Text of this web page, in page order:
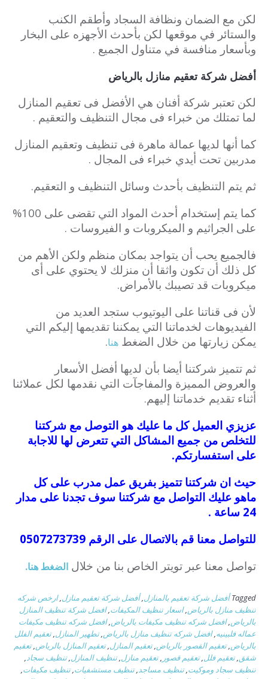
لكن ﻣﻊ اﻟﻀﻤﺎﻥ ﻭﻧﻈﺎﻓﺔ اﻟﺴﺠﺎﺩ ﻭﺃﻃﻘﻢ اﻟﻜﻨﺐ
ﻭاﻟﺴﺘﺎﺋﺮ ﻓﻲ ﻣﻮﻗﻌﻬﺎ لكن ﺑﺄﺣﺪﺙ اﻷﺟﻬﺰﻩ ﻋﻠﻰ اﻟﺒﺨﺎﺭ
ﻭﺑﺄﺳﻌﺎﺭ ﻣﻨﺎﻓﺴﺔ ﻓﻲ ﻣﺘﻨﺎﻭﻝ اﻟﺠﻤﻴﻊ .
أفضل شركة تعقيم منازل بالرياض
لكن تعتبر شركة أفنان هي الأفضل فى تعقيم المنازل
لما تمتلك من خبراء فى مجال التنظيف والتعقيم .
كما أنها لديها عمالة ماهرة فى تنظيف وتعقيم المنازل
مدربين تحت أيدي خبراء فى المجال .
ثم يتم التنظيف بأحدث وسائل التنظيف و التعقيم.
كما يتم إستخدام أحدث المواد التي تقضى على 100%
على الجراثيم و الميكروبات و الفيروسات .
فالجميع يحب أن يتواجد بمكان منظم ولكن الأهم من
كل ذلك أن تكون واثقا أن منزلك لا يحتوي على أى
ميكروبات قد تصيبك بالأمراض.
لأن فى قناتنا على اليوتيوب ستجد العديد من
الفيديوهات لخدماتنا التي يمكننا تقديمها إليكم التي
يمكن زيارتها من خلال الضغط هنا.
ثم تتميز شركتنا أيضا بأن لديها أفضل الأسعار
والعروض المميزة والمفاجآت التي نقدمها لكل عملائنا
أثناء تقديم خدماتنا إليهم.
عزيزي العميل كل ما عليك هو التوصل مع شركتنا
للتخلص من جميع المشاكل التي تتعرض لها للاجابة
على استفسارتكم.
حيث ان شركتنا تتميز بفريق عمل مدرب على كل
ماهو عليك التواصل مع شركتنا سوف تجدنا على مدار
24 ساعة .
للتواصل معنا قم بالاتصال على الرقم 0507273739
تواصل معنا عبر تويتر الخاص بنا من خلال الضغط هنا.
Tagged أفضل شركة تعقيم بالمنازل,أفضل شركة تعقيم منازل,ارخص شركه
تنظيف منازل بالرياض,اسعار تنظيف المكيفات,افضل شركة تنظيف المنازل
بالرياض,افضل شركه تنظيف مكيفات بالرياض,افضل شركه تنظيف مكيفات
عماله فلبينيه,افضل شركه تنظيف منازل بالرياض,تطهير المنازل,تعقيم الفلل
بالرياض,تعقيم القصور بالرياض,تعقيم المنازل,تعقيم المنازل بالرياض,تعقيم
شقق,تعقيم فلل,تعقيم قصور ,تعقيم منازل,تنظيف المنازل,تنظيف سجاد,
تنظيف سجاد وموكيت,تنظيف مساجد,تنظيف مستشفيات,تنظيف مكيفات,